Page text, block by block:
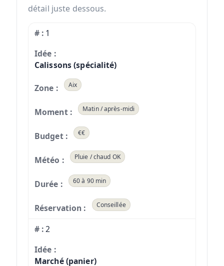
détail juste dessous.
1
Calissons (spécialité)
Aix
Matin / après-midi
€€
Pluie / chaud OK
60 à 90 min
Conseillée
2
Marché (panier)